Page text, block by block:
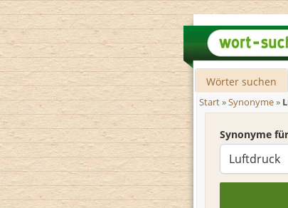
Wörter suchen
Start»Synonyme»
Synonyme für